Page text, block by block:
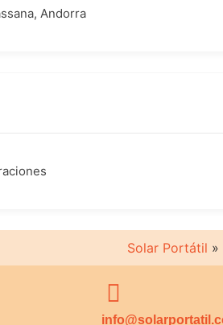
Andorra
Solar Portátil »